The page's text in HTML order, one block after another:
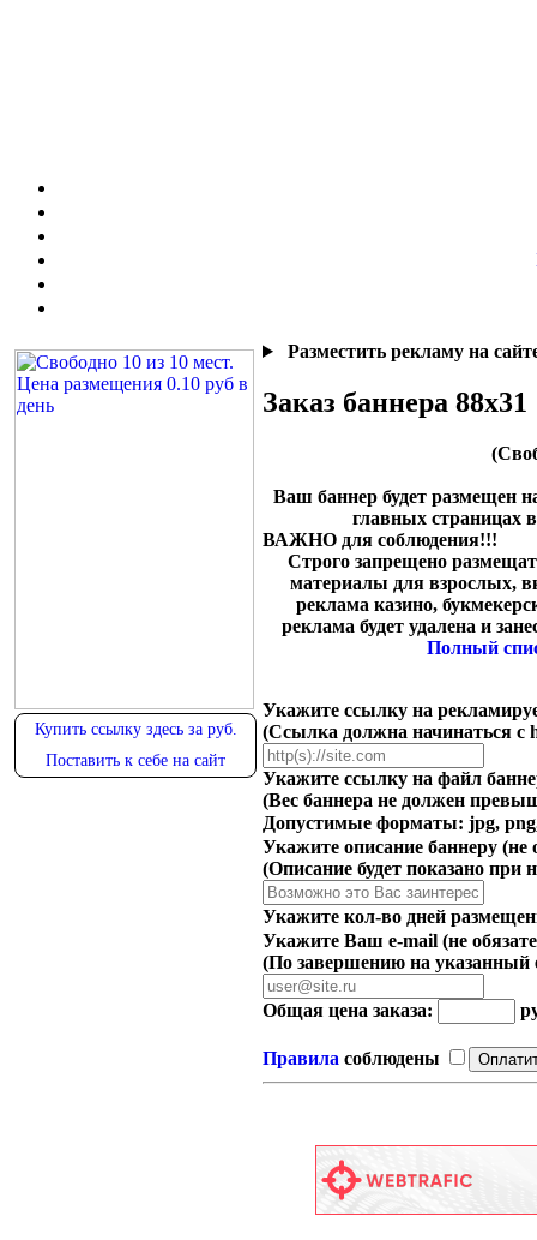
Купить ссылку здесь за руб.
Поставить к себе на сайт
Разместить рекламу на
Заказ баннера 88x31
Ваш баннер будет размещен
главных страницах
ВАЖНО для соблюдения!!!
Строго запрещено
материалы для взрослых,
реклама казино,
реклама будет удалена и
Полный
Укажите ссылку на
(Ссылка должна начинаться с
Укажите ссылку на файл
(Вес баннера не должен
Допустимые форматы: jpg,
Укажите описание баннеру (не
(Описание будет показано при
Укажите кол-во дней
Укажите Ваш e-mail (не
(По завершению на указанный
Общая цена заказа:
Правила соблюдены